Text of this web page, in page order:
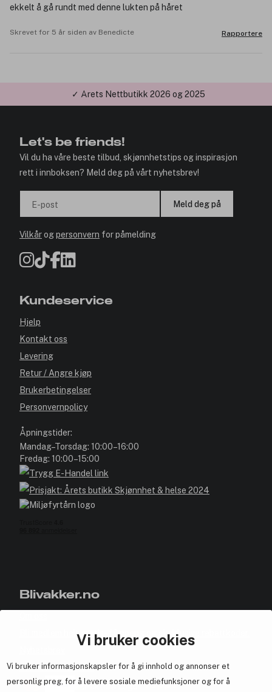
Vi bruker cookies
Vi bruker informasjonskapsler for å gi innhold og annonser et
personlig preg, for å levere sosiale mediefunksjoner og for å
ekkelt å gå rundt med denne lukten på håret
Skrevet for 5 år siden av Benedicte Rapportere
✓ Minimumsbeløp 299,-
Let's be friends!
Vil du ha våre beste tilbud, skjønnhetstips og inspirasjon
rett i innboksen? Meld deg på vårt nyhetsbrev!
E-post Meld deg på
Vilkårogpersonvern for påmelding
Kundeservice
Hjelp
Kontakt oss
Levering
Retur / Angre kjøp
Brukerbetingelser
Personvernpolicy
Åpningstider:
Mandag–Torsdag: 10:00–16:00
Fredag: 10:00–15:00
Blivakker.no
Bli medlem helt gratis - få poeng og eksklusive rabattkoder.
Samarbeid med oss